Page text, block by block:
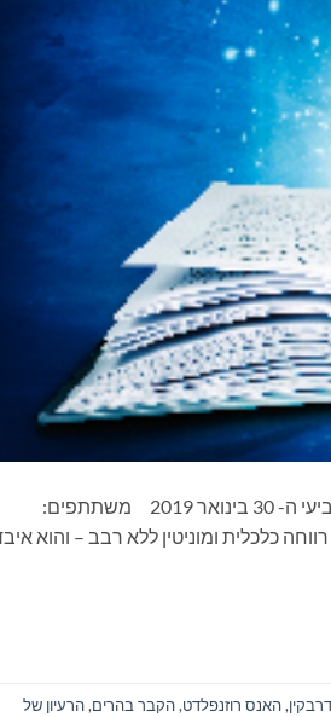
ספרים סופרים ומה שביניהם – תכנית ראיונות ברדיו קס"ם 106 FM – יום רביעי ה- 30 בינואר 2019 משתתפים:
כלכלית ומוניטין ללא רבב – והוא
,האנס רוזנפלדט,הקבר בהרים,הרעיון של